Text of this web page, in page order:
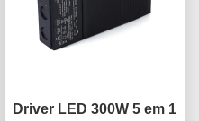
Driver LED 300W 5 em 1